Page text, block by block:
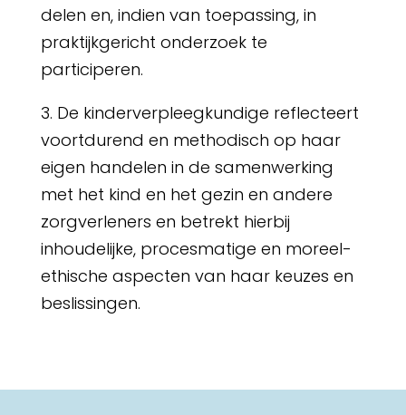
delen en, indien van toepassing, in
praktijkgericht onderzoek te
participeren.
3. De kinderverpleegkundige reflecteert
voortdurend en methodisch op haar
eigen handelen in de samenwerking
met het kind en het gezin en andere
zorgverleners en betrekt hierbij
inhoudelijke, procesmatige en moreel-
ethische aspecten van haar keuzes en
beslissingen.